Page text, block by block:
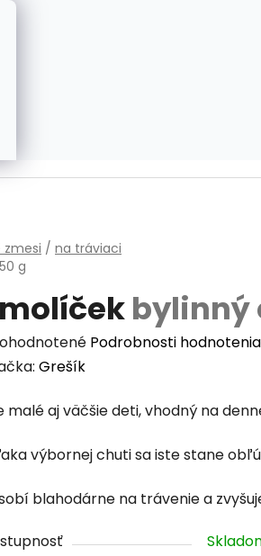
zmesi / na tráviaci
g
bylinný
Podrobnosti hodnotenia
Grešík
malé aj väčšie deti, vhodný na
výbornej chuti sa iste stane
blahodárne na trávenie a